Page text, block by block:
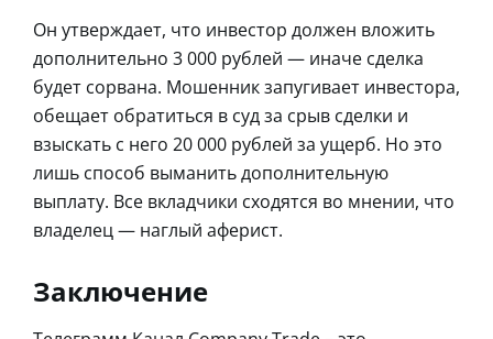
Он утверждает, что инвестор должен вложить
дополнительно 3 000 рублей — иначе сделка
будет сорвана. Мошенник запугивает инвестора,
обещает обратиться в суд за срыв сделки и
взыскать с него 20 000 рублей за ущерб. Но это
лишь способ выманить дополнительную
выплату. Все вкладчики сходятся во мнении, что
владелец — наглый аферист.
Заключение